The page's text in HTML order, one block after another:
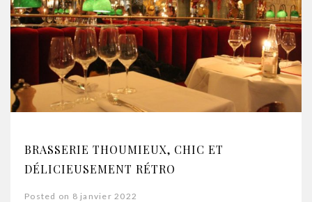
BRASSERIE THOUMIEUX, CHIC ET
DÉLICIEUSEMENT RÉTRO
Posted on 8 janvier 2022